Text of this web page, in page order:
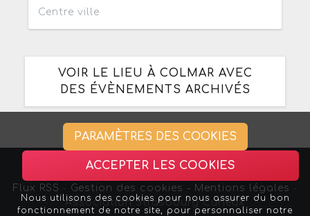
Centre ville
VOIR LE LIEU À COLMAR AVEC
DES ÉVÈNEMENTS ARCHIVÉS
Flux RSS Gestion des cookies - Mentions légales
Association Strasbourg Curieux
PARAMÈTRES DES COOKIES
ACCEPTER LES COOKIES
Nous utilisons des cookies pour nous assurer du bon
fonctionnement de notre site, pour personnaliser notre